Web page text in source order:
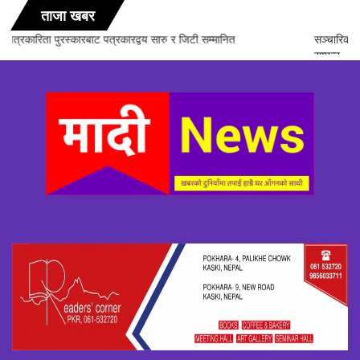
ताजा खबर
सञ्चारिका समूह गण्डकीद्धारा ‘सञ्चारमा क्वान्टम हिलिङको महत्त्व’ विषयक अन्तरक्रिया